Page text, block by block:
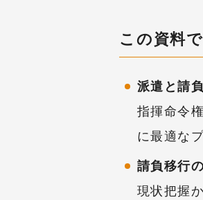
この資料
派遣と請
指揮命令
に最適な
請負移行
現状把握